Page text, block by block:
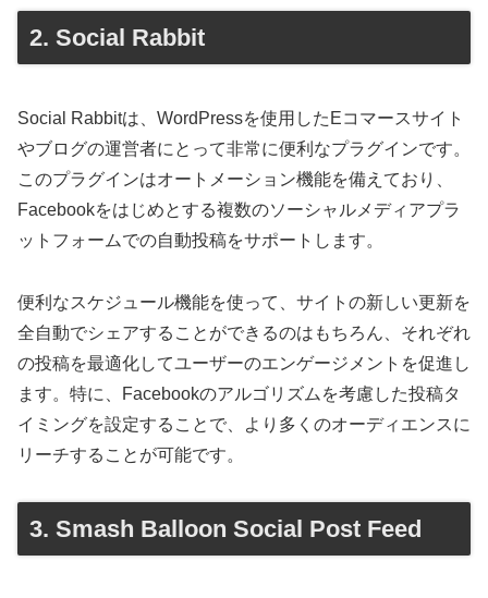
2. Social Rabbit
Social Rabbitは、WordPressを使用したEコマースサイト
やブログの運営者にとって非常に便利なプラグインです。
このプラグインはオートメーション機能を備えており、
Facebookをはじめとする複数のソーシャルメディアプラ
ットフォームでの自動投稿をサポートします。
便利なスケジュール機能を使って、サイトの新しい更新を
全自動でシェアすることができるのはもちろん、それぞれ
の投稿を最適化してユーザーのエンゲージメントを促進し
ます。特に、Facebookのアルゴリズムを考慮した投稿タ
イミングを設定することで、より多くのオーディエンスに
リーチすることが可能です。
3. Smash Balloon Social Post Feed